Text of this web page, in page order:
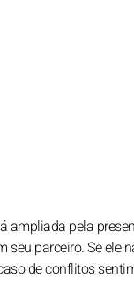
pela
parceiro. Se ele
de conflitos